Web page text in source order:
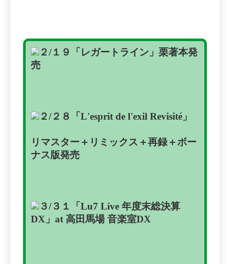
２/１９ 「レガートライン」 栗著本発
売
２/２８ 「L'esprit de l'exil Revisité」
リマスター＋リミックス＋再録＋ボー
ナス版発売
３/３１「Lu7 Live 年度末総決算
DX」at 高田馬場 音楽室DX